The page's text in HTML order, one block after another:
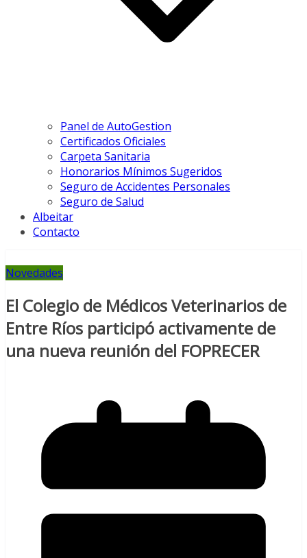
Panel de AutoGestion
Certificados Oficiales
Carpeta Sanitaria
Honorarios Mínimos Sugeridos
Seguro de Accidentes Personales
Seguro de Salud
Albeitar
Contacto
Novedades
El Colegio de Médicos Veterinarios de
Entre Ríos participó activamente de
una nueva reunión del FOPRECER